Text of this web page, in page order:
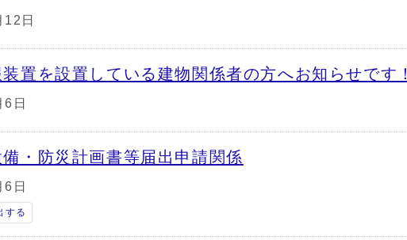
日
置を設置している建物関係者の方へお知らせです！
日
・防災計画書等届出申請関係
日
する